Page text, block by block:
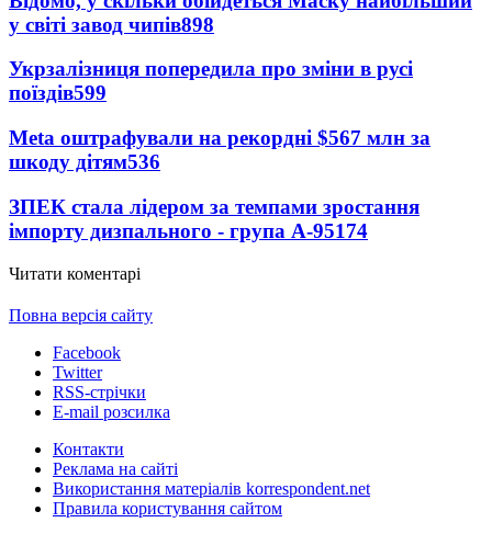
у світі завод чипів898
Укрзалізниця попередила про зміни в русі
поїздів599
Meta оштрафували на рекордні $567 млн за
шкоду дітям536
ЗПЕК стала лідером за темпами зростання
імпорту дизпального - група А-95174
Читати коментарі
Повна версія сайту
Facebook
Twitter
RSS-стрічки
E-mail розсилка
Контакти
Реклама на сайті
Використання матеріалів korrespondent.net
Правила користування сайтом